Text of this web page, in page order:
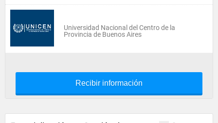
Universidad Nacional del Centro de la
Provincia de Buenos Aires
Recibir información